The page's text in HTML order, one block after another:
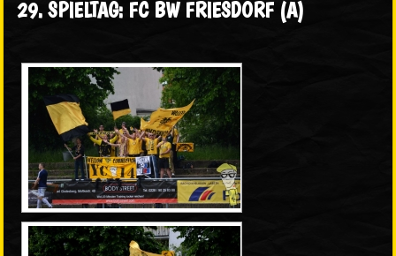
29. SPIELTAG: FC BW FRIESDORF (A)